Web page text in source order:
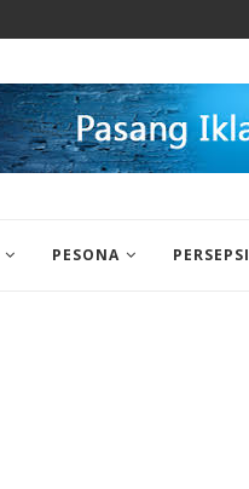
PESONA PERSEPSI